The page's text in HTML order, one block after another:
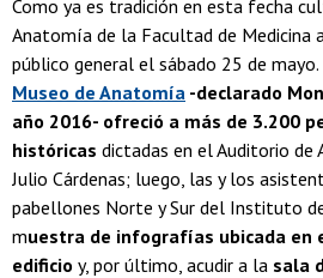
Como ya es tradición en esta fecha
Anatomía de la Facultad de Medicina
público general el sábado 25 de mayo.
Museo de Anatomía -declarado
año 2016- ofreció a más de 3.200
históricas dictadas en el Auditorio
Julio Cárdenas; luego, las y los
pabellones Norte y Sur del Instituto
muestra de infografías ubicada en
edificio y, por último, acudir a la sala